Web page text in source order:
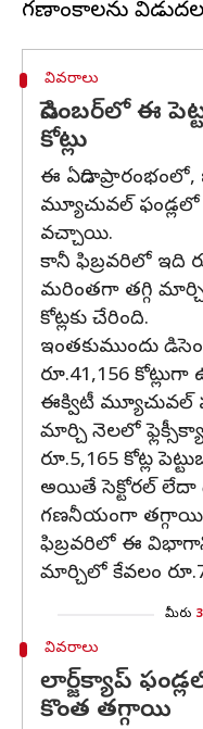
వివరాలు
డిసెంబర్‌లో ఈ
కోట్లు
ఈ ఏడాది
మ్యూచువల్ ఫండ్లలో
వచ్చాయి.
కానీ ఫిబ్రవరిలో ఇది
మరింతగా తగ్గి
కోట్లకు చేరింది.
ఇంతకుముందు
రూ.41,156
ఈక్విటీ
మార్చి నెలలో
రూ.5,165 కోట్ల
అయితే సెక్టోరల్ లేదా
గణనీయంగా
ఫిబ్రవరిలో ఈ
మార్చిలో కేవలం
మీరు
వివరాలు
లార్జ్‌క్యాప్
కొంత తగ్గాయి